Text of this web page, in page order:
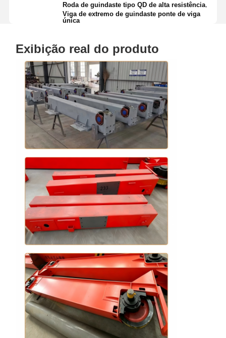
Roda de guindaste tipo QD de alta resistência
Viga de extremo de guindaste ponte de viga
única
Exibição real do produto